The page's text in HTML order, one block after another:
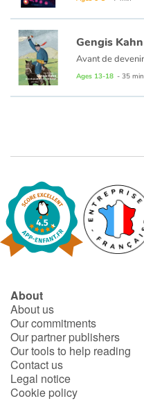
Ages 13-18 - 35 min
About
About us
Our commitments
Our partner publishers
Our tools to help reading
Contact us
Legal notice
Cookie policy